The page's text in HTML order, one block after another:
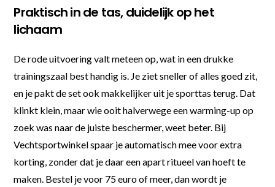
Praktisch in de tas, duidelijk op het
lichaam
De rode uitvoering valt meteen op, wat in een drukke
trainingszaal best handig is. Je ziet sneller of alles goed zit,
en je pakt de set ook makkelijker uit je sporttas terug. Dat
klinkt klein, maar wie ooit halverwege een warming-up op
zoek was naar de juiste beschermer, weet beter. Bij
Vechtsportwinkel spaar je automatisch mee voor extra
korting, zonder dat je daar een apart ritueel van hoeft te
maken. Bestel je voor 75 euro of meer, dan wordt je